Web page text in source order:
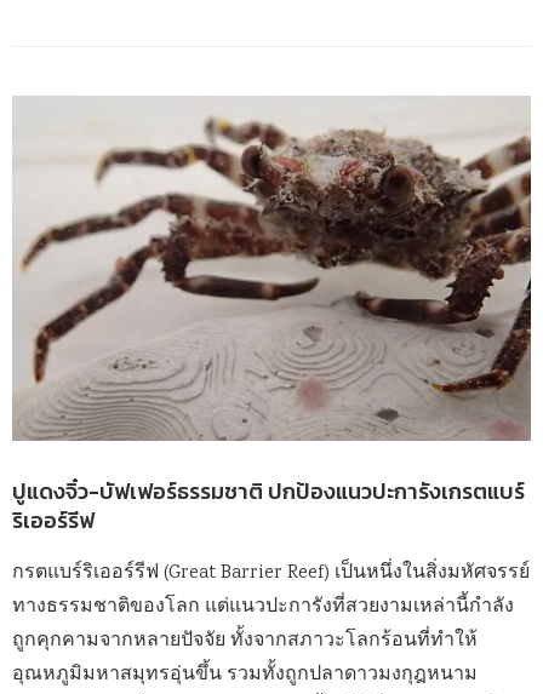
ปูแดงจิ๋ว-บัฟเฟอร์ธรรมชาติ ปกป้องแนวปะการังเกรตแบร์
ริเออร์รีฟ
กรตแบร์ริเออร์รีฟ (Great Barrier Reef) เป็นหนึ่งในสิ่งมหัศจรรย์
ทางธรรมชาติของโลก แต่แนวปะการังที่สวยงามเหล่านี้กำลัง
ถูกคุกคามจากหลายปัจจัย ทั้งจากสภาวะโลกร้อนที่ทำให้
อุณหภูมิมหาสมุทรอุ่นขึ้น รวมทั้งถูกปลาดาวมงกุฎหนาม